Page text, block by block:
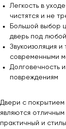
Легкость в
чистятся и не
Большой выбор
дверь под
Звукоизоляция
современными
Долговечность
повреждениям
Двери с
являются
практичный и